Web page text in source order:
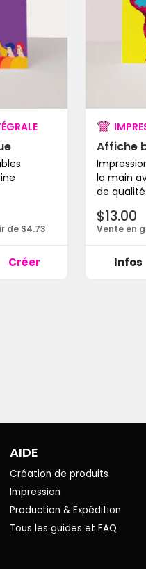
de $4.73
Créer
Affiche
la main
de
$13.00
Vente en
Infos
AIDE
Création de produits
Impression
Production & Expédition
Tous les guides et FAQ